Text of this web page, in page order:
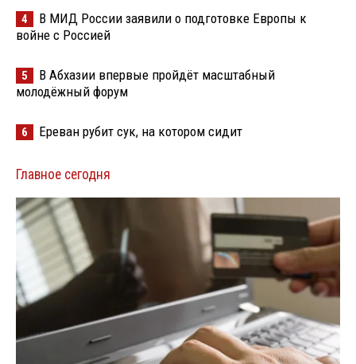
4
В МИД России заявили о подготовке Европы к
войне с Россией
5
В Абхазии впервые пройдёт масштабный
молодёжный форум
6 Ереван рубит сук, на котором сидит
Главное сегодня